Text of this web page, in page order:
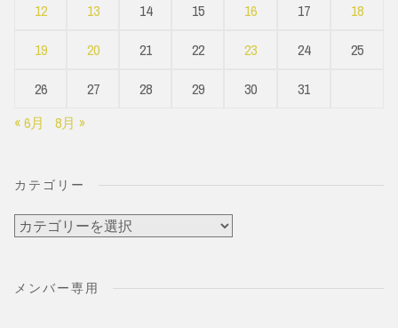
12
13 14 15 16 17
18
19
20 21 22 23 24
25
26
27 28 29 30
31
« 6月
8月 »
カテゴリー
カ
ゴ
メンバー専用